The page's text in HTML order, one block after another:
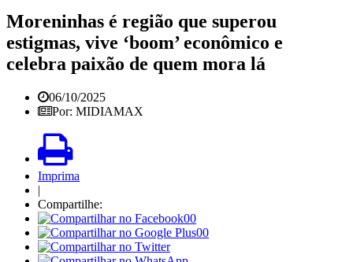
Moreninhas é região que superou
estigmas, vive ‘boom’ econômico e
celebra paixão de quem mora lá
06/10/2025
Por: MIDIAMAX
Imprima
|
Compartilhe:
00
00